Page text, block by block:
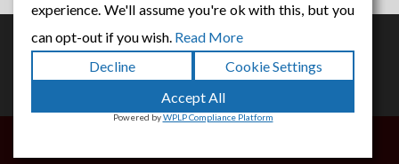
Dette nettstedet bruker informasjonskapsler. Ved å fortsette å
navigere gjennom nettstedet, godtar du bruken av
informasjonskapsler.
experience. We'll assume you're ok with this, but you
can opt-out if you wish. Read More
Decline
Cookie Settings
Accept All
Powered byWPLP Compliance Platform